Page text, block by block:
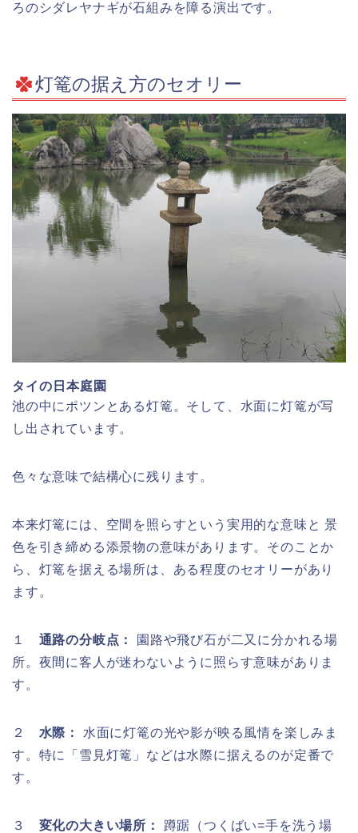
ろのシダレヤナギが石組みを障る演出です。
灯篭の据え方のセオリー
タイの日本庭園
池の中にポツンとある灯篭。そして、水面に灯篭が写
し出されています。
色々な意味で結構心に残ります。
本来灯篭には、空間を照らすという実用的な意味と 景
色を引き締める添景物の意味があります。そのことか
ら、灯篭を据える場所は、ある程度のセオリーがあり
ます。
１ 通路の分岐点：
園路や飛び石が二又に分かれる場
所。夜間に客人が迷わないように照らす意味がありま
す。
２ 水際：
水面に灯篭の光や影が映る風情を楽しみま
す。特に「雪見灯篭」などは水際に据えるのが定番で
す。
３ 変化の大きい場所：
蹲踞（つくばい=手を洗う場